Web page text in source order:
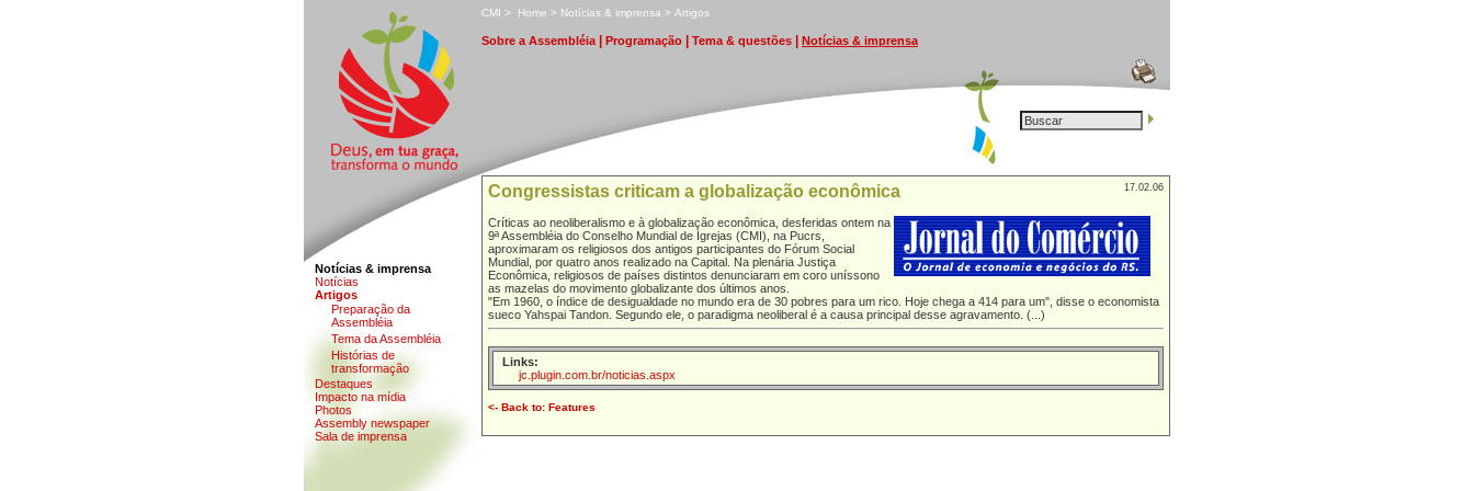
CMI > Home > Notícias & imprensa > Artigos
Sobre a Assembléia| Programação Tema & questões Notícias & imprensa
Notícias & imprensa
Notícias
Artigos
Preparação da
Assembléia
Tema da Assembléia
Histórias de
transformação
Destaques
Impacto na mídia
Photos
Assembly newspaper
Sala de imprensa
17.02.06
Congressistas criticam a globalização econômica
Críticas ao neoliberalismo e à globalização econômica, desferidas ontem na
9ª Assembléia do Conselho Mundial de Igrejas (CMI), na Pucrs,
aproximaram os religiosos dos antigos participantes do Fórum Social
Mundial, por quatro anos realizado na Capital. Na plenária Justiça
Econômica, religiosos de países distintos denunciaram em coro uníssono
as mazelas do movimento globalizante dos últimos anos.
"Em 1960, o índice de desigualdade no mundo era de 30 pobres para um rico. Hoje chega a 414 para um", disse o economista
sueco Yahspai Tandon. Segundo ele, o paradigma neoliberal é a causa principal desse agravamento. (...)
Links:
jc.plugin.com.br/noticias.aspx
<- Back to: Features